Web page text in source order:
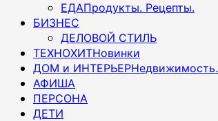
ЕДАПродукты. Рецепты.
БИЗНЕС
ДЕЛОВОЙ СТИЛЬ
ТЕХНОХИТНовинки
ДОМ и ИНТЕРЬЕРНедвижимость.
АФИША
ПЕРСОНА
ДЕТИ